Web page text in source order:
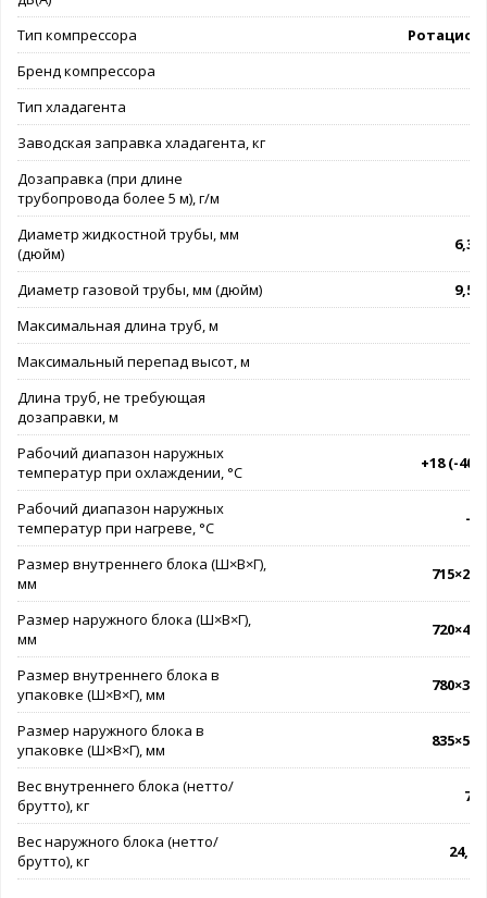
Тип компрессора
Бренд компрессора
Тип хладагента
Заводская заправка хладагента, кг
Дозаправка (при длине
трубопровода более 5 м), г/м
Диаметр жидкостной трубы, мм
(дюйм)
6,35
Диаметр газовой трубы, мм (дюйм)
9,52
Максимальная длина труб, м
Максимальный перепад высот, м
Длина труб, не требующая
дозаправки, м
Рабочий диапазон наружных
температур при охлаждении, °C
+18 (-
Рабочий диапазон наружных
температур при нагреве, °C
-
Размер внутреннего блока (Ш×В×Г),
мм
Размер наружного блока (Ш×В×Г),
мм
Размер внутреннего блока в
упаковке (Ш×В×Г), мм
Размер наружного блока в
упаковке (Ш×В×Г), мм
Вес внутреннего блока (нетто/
брутто), кг
Вес наружного блока (нетто/
брутто), кг
24,7